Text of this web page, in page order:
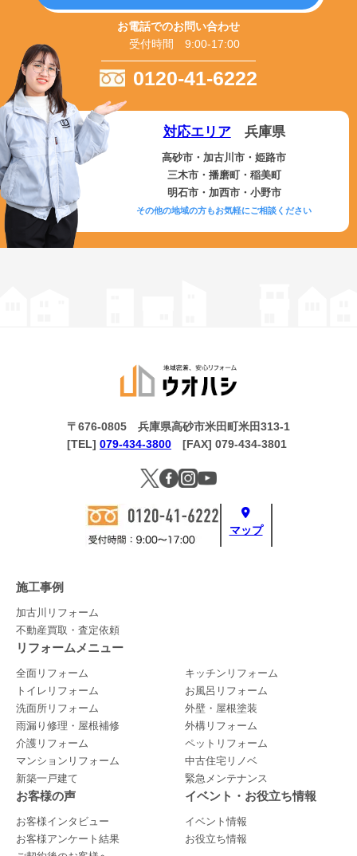
お電話でのお問い合わせ
受付時間 9:00-17:00
0120-41-6222
対応エリア兵庫県
高砂市・加古川市・姫路市
三木市・播磨町・稲美町
明石市・加西市・小野市
その他の地域の方もお気軽にご相談ください
マップ
〒676-0805 兵庫県高砂市米田町米田313-1
[TEL] 079-434-3800 [FAX] 079-434-3801
施工事例
加古川リフォーム
不動産買取・査定依頼
リフォームメニュー
全面リフォーム
キッチンリフォーム
トイレリフォーム
お風呂リフォーム
洗面所リフォーム
外壁・屋根塗装
雨漏り修理・屋根補修
外構リフォーム
介護リフォーム
ペットリフォーム
マンションリフォーム
中古住宅リノベ
新築一戸建て
緊急メンテナンス
お客様の声
お客様インタビュー
お客様アンケート結果
イベント・お役立ち情報
イベント情報
お役立ち情報